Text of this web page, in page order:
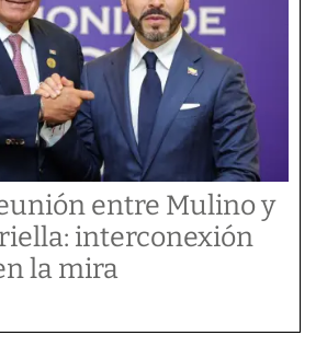
entre Mulino y
interconexión
la mira